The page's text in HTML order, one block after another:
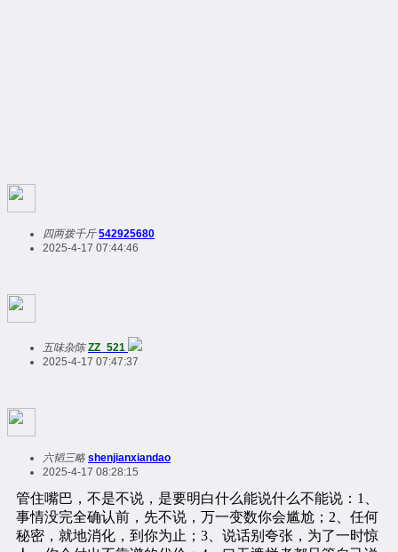
四两拨千斤 542925680
2025-4-17 07:44:46
五味杂陈 ZZ_521
2025-4-17 07:47:37
六韬三略 shenjianxiandao
2025-4-17 08:28:15